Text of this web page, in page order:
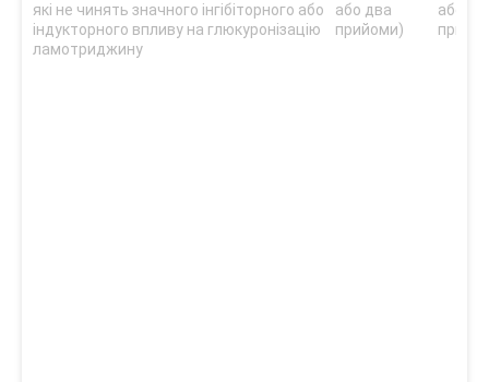
які не чинять значного інгібіторного або
індукторного впливу на глюкуронізацію
ламотриджину
або два
прийоми)
або